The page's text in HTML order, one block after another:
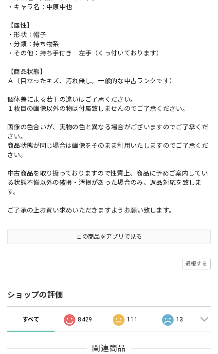
・キャラ名：中原中也
【属性】
・形状：帽子
・分類：持ち物系
・その他：持ち手付き 左手（くっ付いております）
【商品状態】
Ａ（目立ったキズ、汚れ無し。一般的な中古ランクです）
個体差による若干の違いはご了承ください。
１枚目の画像以外の物は付属致しませんのでご了承ください。
画像の色合いが、実物の色と異なる場合がございますのでご了承くだ
さい。
商品状態が同じ場合は画像をそのまま利用いたしますのでご了承くだ
さい。
中古商品を取り扱っておりますので性質上、商品に予めご案内してい
る状態不備以外の破損・汚損があった場合のみ、返品対応を致しま
す。
ご了承の上お買い求めいただきますようお願い致します。
この商品をアプリで見る
通報する
ショップの評価
すべて 8429 111 13
関連商品